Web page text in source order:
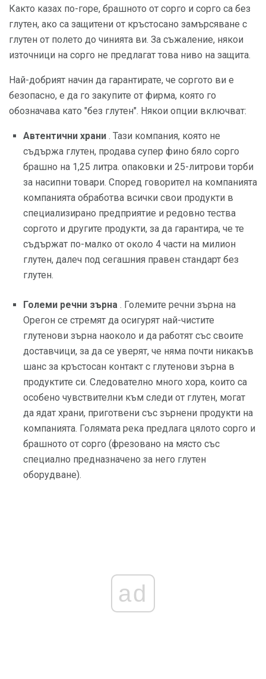
Както казах по-горе, брашното от сорго и сорго са без
глутен, ако са защитени от кръстосано замърсяване с
глутен от полето до чинията ви. За съжаление, някои
източници на сорго не предлагат това ниво на защита.
Най-добрият начин да гарантирате, че соргото ви е
безопасно, е да го закупите от фирма, която го
обозначава като "без глутен". Някои опции включват:
Автентични храни . Тази компания, която не
съдържа глутен, продава супер фино бяло сорго
брашно на 1,25 литра. опаковки и 25-литрови торби
за насипни товари. Според говорител на компанията
компанията обработва всички свои продукти в
специализирано предприятие и редовно тества
соргото и другите продукти, за да гарантира, че те
съдържат по-малко от около 4 части на милион
глутен, далеч под сегашния правен стандарт без
глутен.
Големи речни зърна . Големите речни зърна на
Орегон се стремят да осигурят най-чистите
глутенови зърна наоколо и да работят със своите
доставчици, за да се уверят, че няма почти никакъв
шанс за кръстосан контакт с глутенови зърна в
продуктите си. Следователно много хора, които са
особено чувствителни към следи от глутен, могат
да ядат храни, приготвени със зърнени продукти на
компанията. Голямата река предлага цялото сорго и
брашното от сорго (фрезовано на място със
специално предназначено за него глутен
оборудване).
ad